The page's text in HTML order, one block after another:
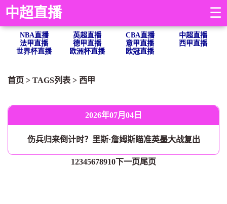
中超直播 ☰
NBA直播 英超直播 CBA直播
中超直播
法甲直播
德甲直播 意甲直播
西甲直播
世界杯直播
欧洲杯直播 欧冠直播
首页 > TAGS列表 > 西甲
2026年07月04日
伤兵归来倒计时？里斯·詹姆斯瞄准英墨大战复出
12345678910下一页尾页